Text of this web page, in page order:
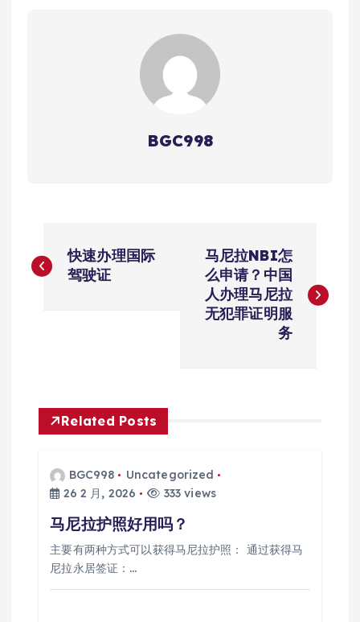
BGC998
章
快速办理国际
驾驶证
马尼拉NBI怎
么申请？中国
人办理马尼拉
无犯罪证明服
务
Related Posts
BGC998
Uncategorized
26 2 月, 2026
333 views
马尼拉护照好用吗？
主要有两种方式可以获得马尼拉护照： 通过获得马
尼拉永居签证：…